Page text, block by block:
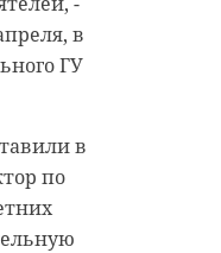
в
ГУ
в
по